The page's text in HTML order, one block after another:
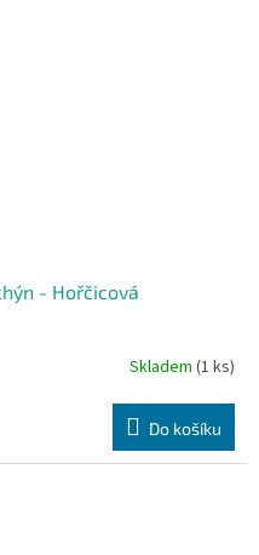
- Hořčicová
Skladem (1 ks)
Do košíku